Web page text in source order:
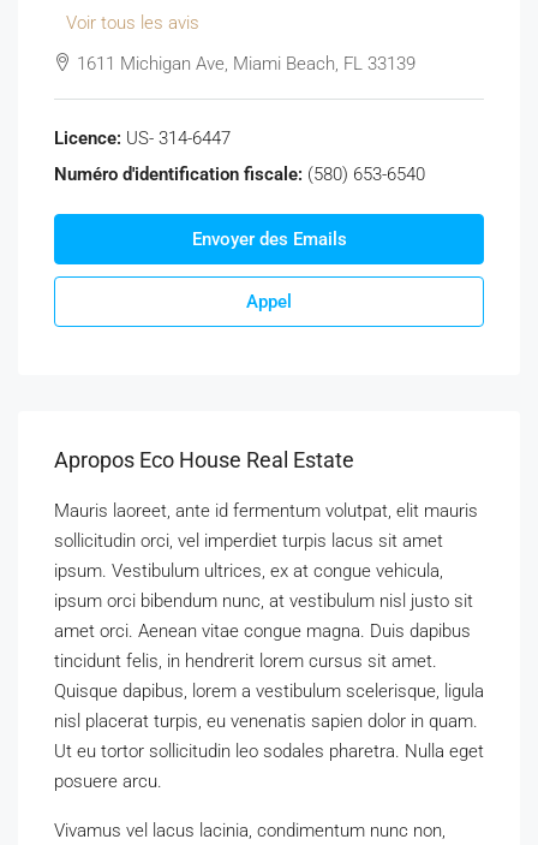
Voir tous les avis
1611 Michigan Ave, Miami Beach, FL 33139
Licence: US- 314-6447
Numéro d'identification fiscale: (580) 653-6540
Envoyer des Emails
Appel
Apropos Eco House Real Estate
Mauris laoreet, ante id fermentum volutpat, elit mauris
sollicitudin orci, vel imperdiet turpis lacus sit amet
ipsum. Vestibulum ultrices, ex at congue vehicula,
ipsum orci bibendum nunc, at vestibulum nisl justo sit
amet orci. Aenean vitae congue magna. Duis dapibus
tincidunt felis, in hendrerit lorem cursus sit amet.
Quisque dapibus, lorem a vestibulum scelerisque, ligula
nisl placerat turpis, eu venenatis sapien dolor in quam.
Ut eu tortor sollicitudin leo sodales pharetra. Nulla eget
posuere arcu.
Vivamus vel lacus lacinia, condimentum nunc non,